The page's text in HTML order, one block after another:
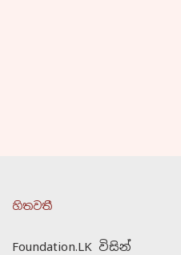
හිතවතී
Foundation.LK විසින්